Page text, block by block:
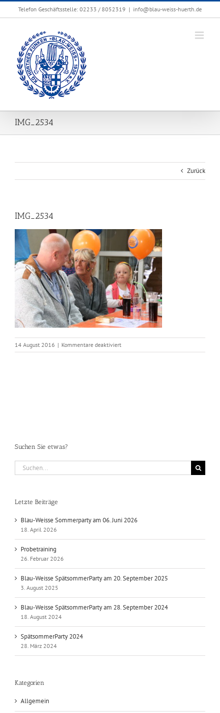
Zum
Telefon Geschäftsstelle: 02233 / 8052319 | info@blau-weiss-huerth.de
IMG_2534
Zurück
IMG_2534
14 August 2016 | Kommentare deaktiviertfür
IMG_2534
Suchen Sie etwas?
Suche
nach:
Letzte Beiträge
Blau-Weisse Sommerparty am 06. Juni 2026
18. April 2026
Probetraining
26. Februar 2026
Blau-Weisse SpätsommerParty am 20. September 2025
3. August 2025
Blau-Weisse SpätsommerParty am 28. September 2024
18. August 2024
SpätsommerParty 2024
28. März 2024
Kategorien
Allgemein